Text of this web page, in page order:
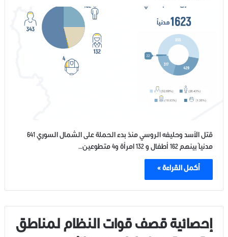
قتل الأسد وحليفه الروسي منذ بدء الحملة على الشمال السوري 641
مدنياً بينهم 162 أطفال و 132 امرأة و4 متطوعين…
أكمل القراءة »
إحصائية قصف قوات النظام لمناطق